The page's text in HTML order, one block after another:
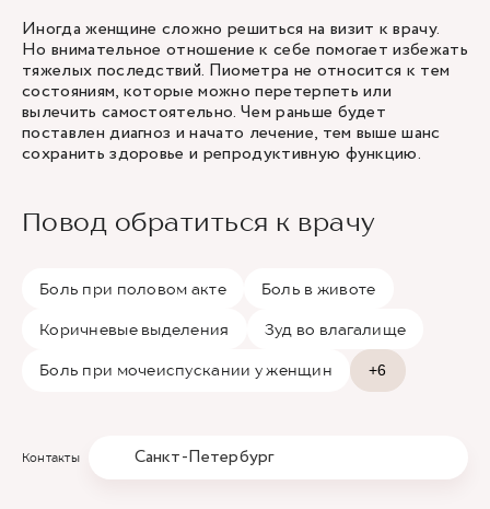
Иногда женщине сложно решиться на визит к врачу.
Но внимательное отношение к себе помогает избежать
тяжелых последствий. Пиометра не относится к тем
состояниям, которые можно перетерпеть или
вылечить самостоятельно. Чем раньше будет
поставлен диагноз и начато лечение, тем выше шанс
сохранить здоровье и репродуктивную функцию.
Повод обратиться к врачу
Боль при половом акте Боль в животе
Коричневые выделения Зуд во влагалище
Боль при мочеиспускании у женщин +6
Контакты Санкт-Петербург